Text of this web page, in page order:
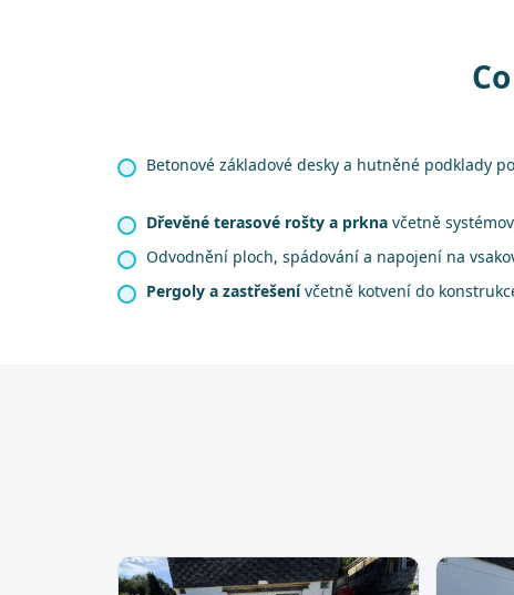
Betonové základové desky a hutněné podklady
Dřevěné terasové rošty a prkna včetně
Odvodnění ploch, spádování a napojení na
Pergoly a zastřešenívčetně kotvení do